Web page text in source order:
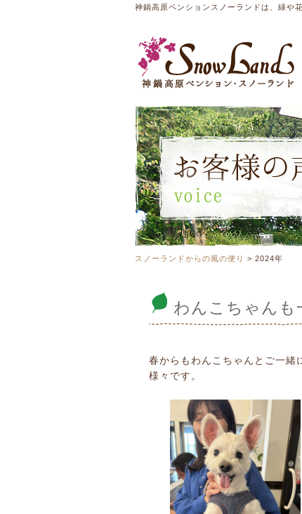
神鍋高原ペンションスノーランドは、緑や
スノーランドからの風の便り > 2024年
わんこちゃんも
春からもわんこちゃんとご一緒
様々です。